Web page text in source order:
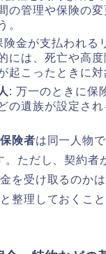
の管理や保険の
。
険金が支払われる
には、死亡や高
起こったときに対
: 万一のときに保
の遺族が設定され
険者は同一人物
。ただし、契約者
を受け取るのか
整理しておくこと